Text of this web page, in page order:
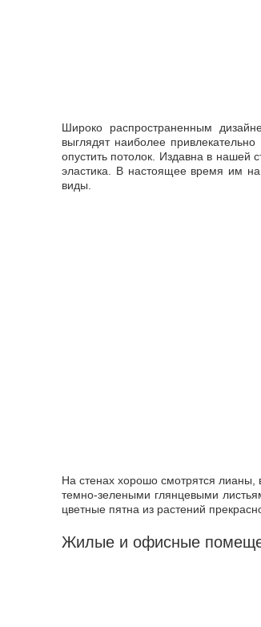
Широко распространенным
выглядят наиболее
опустить потолок. Издавна в нашей
эластика. В настоящее время им
виды.
На стенах хорошо смотрятся лианы,
темно-зелеными глянцевыми
цветные пятна из растений
Жилые и офисные